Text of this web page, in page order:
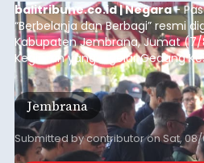
balitribune.co.id | Negara-
“Berbelanja dan Berbagi” resmi
Kabupaten Jembrana, Jumat
Kegiatan yang digelar Gedung
Soekarno ini memadukan
ekonomi masyarakat dengan
mendapat antusiasme tinggi
transaksi mencapai
Jembrana
Submitted bycontributoronSat,